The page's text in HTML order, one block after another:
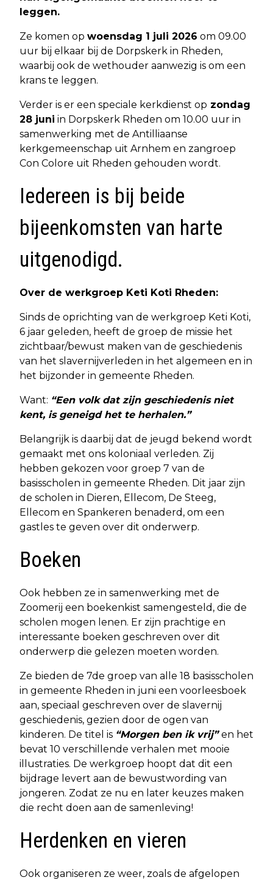
leggen.
Ze komen op woensdag 1 juli 2026 om 09.00
uur bij elkaar bij de Dorpskerk in Rheden,
waarbij ook de wethouder aanwezig is om een
krans te leggen.
Verder is er een speciale kerkdienst op zondag
28 juni in Dorpskerk Rheden om 10.00 uur in
samenwerking met de Antilliaanse
kerkgemeenschap uit Arnhem en zangroep
Con Colore uit Rheden gehouden wordt.
Iedereen is bij beide
bijeenkomsten van harte
uitgenodigd.
Over de werkgroep Keti Koti Rheden:
Sinds de oprichting van de werkgroep Keti Koti,
6 jaar geleden, heeft de groep de missie het
zichtbaar/bewust maken van de geschiedenis
van het slavernijverleden in het algemeen en in
het bijzonder in gemeente Rheden.
Want: “Een volk dat zijn geschiedenis niet
kent, is geneigd het te herhalen.”
Belangrijk is daarbij dat de jeugd bekend wordt
gemaakt met ons koloniaal verleden. Zij
hebben gekozen voor groep 7 van de
basisscholen in gemeente Rheden. Dit jaar zijn
de scholen in Dieren, Ellecom, De Steeg,
Ellecom en Spankeren benaderd, om een
gastles te geven over dit onderwerp.
Boeken
Ook hebben ze in samenwerking met de
Zoomerij een boekenkist samengesteld, die de
scholen mogen lenen. Er zijn prachtige en
interessante boeken geschreven over dit
onderwerp die gelezen moeten worden.
Ze bieden de 7de groep van alle 18 basisscholen
in gemeente Rheden in juni een voorleesboek
aan, speciaal geschreven over de slavernij
geschiedenis, gezien door de ogen van
kinderen. De titel is “Morgen ben ik vrij”en het
bevat 10 verschillende verhalen met mooie
illustraties. De werkgroep hoopt dat dit een
bijdrage levert aan de bewustwording van
jongeren. Zodat ze nu en later keuzes maken
die recht doen aan de samenleving!
Herdenken en vieren
Ook organiseren ze weer, zoals de afgelopen